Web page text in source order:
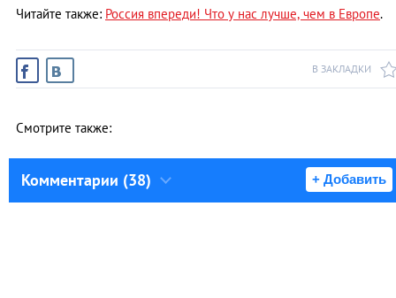
Читайте также: Россия впереди! Что у нас лучше, чем в Европе.
В ЗАКЛАДКИ
Смотрите также:
Комментарии (38) + Добавить